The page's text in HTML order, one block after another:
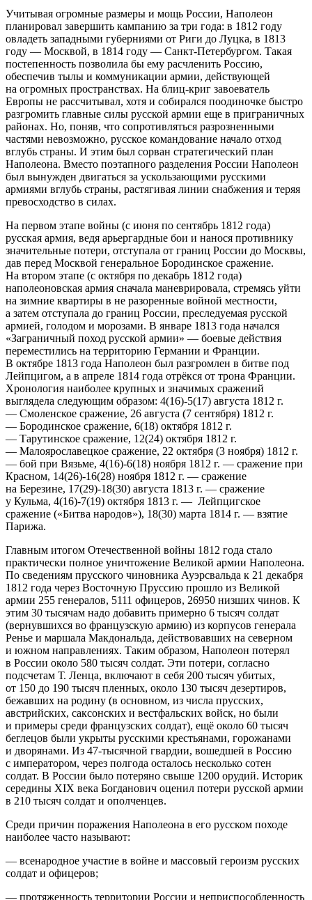
Учитывая огромные размеры и мощь России, Наполеон
планировал завершить кампанию за три года: в 1812 году
овладеть западными губерниями от Риги до Луцка, в 1813
году — Москвой, в 1814 году — Санкт-Петербургом. Такая
постепенность позволила бы ему расчленить Россию,
обеспечив тылы и коммуникации армии, действующей
на огромных пространствах. На блиц-криг завоеватель
Европы не рассчитывал, хотя и собирался поодиночке быстро
разгромить главные силы русской армии еще в приграничных
районах. Но, поняв, что сопротивляться разрозненными
частями невозможно, русское командование начало отход
вглубь страны. И этим был сорван стратегический план
Наполеона. Вместо поэтапного разделения России Наполеон
был вынужден двигаться за ускользающими русскими
армиями вглубь страны, растягивая линии снабжения и теряя
превосходство в силах.
На первом этапе войны (с июня по сентябрь 1812 года)
русская армия, ведя арьергардные бои и нанося противнику
значительные потери, отступала от границ России до Москвы,
дав перед Москвой генеральное Бородинское сражение.
На втором этапе (с октября по декабрь 1812 года)
наполеоновская армия сначала маневрировала, стремясь уйти
на зимние квартиры в не разоренные войной местности,
а затем отступала до границ России, преследуемая русской
армией, голодом и морозами. В январе 1813 года начался
«Заграничный поход русской армии» — боевые действия
переместились на территорию Германии и Франции.
В октябре 1813 года Наполеон был разгромлен в битве под
Лейпцигом, а в апреле 1814 года отрёкся от трона Франции.
Хронология наиболее крупных и значимых сражений
выглядела следующим образом: 4(16)-5(17) августа 1812 г.
— Смоленское сражение, 26 августа (7 сентября) 1812 г.
— Бородинское сражение, 6(18) октября 1812 г.
— Тарутинское сражение, 12(24) октября 1812 г.
— Малоярославецкое сражение, 22 октября (3 ноября) 1812 г.
— бой при Вязьме, 4(16)-6(18) ноября 1812 г. — сражение при
Красном, 14(26)-16(28) ноября 1812 г. — сражение
на Березине, 17(29)-18(30) августа 1813 г. — сражение
у Кульма, 4(16)-7(19) октября 1813 г. — Лейпцигское
сражение («Битва народов»), 18(30) марта 1814 г. — взятие
Парижа.
Главным итогом Отечественной войны 1812 года стало
практически полное уничтожение Великой армии Наполеона.
По сведениям прусского чиновника Ауэрсвальда к 21 декабря
1812 года через Восточную Пруссию прошло из Великой
армии 255 генералов, 5111 офицеров, 26950 низших чинов. К
этим 30 тысячам надо добавить примерно 6 тысяч солдат
(вернувшихся во французскую армию) из корпусов генерала
Ренье и маршала Макдональда, действовавших на северном
и южном направлениях. Таким образом, Наполеон потерял
в России около 580 тысяч солдат. Эти потери, согласно
подсчетам Т. Ленца, включают в себя 200 тысяч убитых,
от 150 до 190 тысяч пленных, около 130 тысяч дезертиров,
бежавших на родину (в основном, из числа прусских,
австрийских, саксонских и вестфальских войск, но были
и примеры среди французских солдат), ещё около 60 тысяч
беглецов были укрыты русскими крестьянами, горожанами
и дворянами. Из 47-тысячной гвардии, вошедшей в Россию
с императором, через полгода осталось несколько сотен
солдат. В России было потеряно свыше 1200 орудий. Историк
середины XIX века Богданович оценил потери русской армии
в 210 тысяч солдат и ополченцев.
Среди причин поражения Наполеона в его русском походе
наиболее часто называют:
— всенародное участие в войне и массовый героизм русских
солдат и офицеров;
— протяженность территории России и неприспособленность